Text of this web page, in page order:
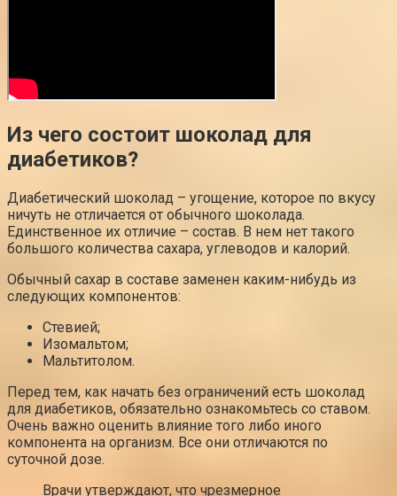
Из чего состоит шоколад для
диабетиков?
Диабетический шоколад – угощение, которое по вкусу
ничуть не отличается от обычного шоколада.
Единственное их отличие – состав. В нем нет такого
большого количества сахара, углеводов и калорий.
Обычный сахар в составе заменен каким-нибудь из
следующих компонентов:
Стевией;
Изомальтом;
Мальтитолом.
Перед тем, как начать без ограничений есть шоколад
для диабетиков, обязательно ознакомьтесь со ставом.
Очень важно оценить влияние того либо иного
компонента на организм. Все они отличаются по
суточной дозе.
Врачи утверждают, что чрезмерное